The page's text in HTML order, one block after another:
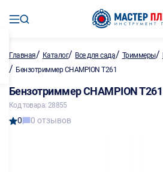
Главная/ Каталог/ Все для сада/ Триммеры/
/ Бензотриммер CHAMPION T261
Бензотриммер CHAMPION T261
Код товара: 28855
0 0 отзывов